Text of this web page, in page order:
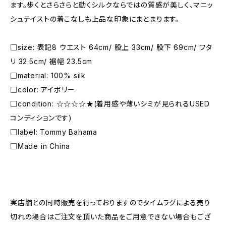
ます。歩くとさらさらと動くシルクならではの質感が美しく、マニッ
シュテイストの着こなしも上品な印象にまとまります。
□size: 表記8 ウエスト 64cm/ 股上 33cm/ 股下 69cm/ ワタ
リ 32.5cm/ 裾幅 23.5cm
□material: 100% silk
□color: アイボリー
□condition: ☆☆☆☆★(着用感や薄いシミが見られるUSED
コンディションです)
□label: Tommy Bahama
□Made in China
実店舗との同時販売を行っておりますのでタイムラグによる売り
切れの場合はご注文を頂いた商品をご用意できない場合もござ